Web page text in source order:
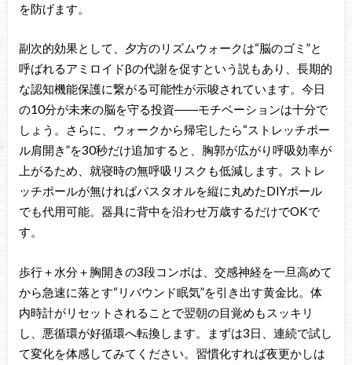
を防げます。
副次的効果として、夕方のリズムウォークは“脳のゴミ”と
呼ばれるアミロイドβの代謝を促すという説もあり、長期的
な認知機能保護に繋がる可能性が示唆されています。今日
の10分が未来の脳を守る投資――モチベーションは十分で
しょう。さらに、ウォークから帰宅したら“ストレッチポー
ル肩開き”を30秒だけ追加すると、胸郭が広がり呼吸効率が
上がるため、就寝時の無呼吸リスクも低減します。ストレ
ッチポールが無ければバスタオルを縦に丸めたDIYポール
でも代用可能。器具に背中を沿わせ万歳するだけでOKで
す。
歩行＋水分＋胸開きの3段コンボは、交感神経を一旦高めて
から急速に落とす“リバウンド眠気”を引き出す黄金比。体
内時計がリセットされることで翌朝の目覚めもスッキリ
し、悪循環が好循環へ転換します。まずは3日、連続で試し
て変化を体感してみてください。習慣化すれば夜更かしは